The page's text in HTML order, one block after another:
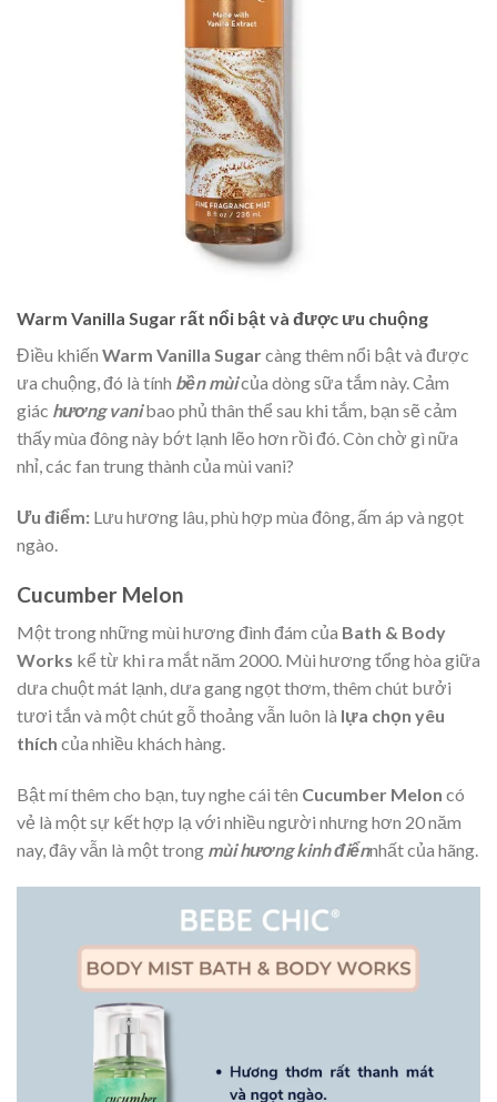
Warm Vanilla Sugar rất nổi bật và được ưu chuộng
Điều khiến Warm Vanilla Sugarcàng thêm nổi bật và được
ưa chuộng, đó là tính bền mùicủa dòng sữa tắm này. Cảm
giác hương vanibao phủ thân thể sau khi tắm, bạn sẽ cảm
thấy mùa đông này bớt lạnh lẽo hơn rồi đó. Còn chờ gì nữa
nhỉ, các fan trung thành của mùi vani?
Ưu điểm: Lưu hương lâu, phù hợp mùa đông, ấm áp và ngọt
ngào.
Cucumber Melon
Một trong những mùi hương đình đám của Bath & Body
Works kể từ khi ra mắt năm 2000. Mùi hương tổng hòa giữa
dưa chuột mát lạnh, dưa gang ngọt thơm, thêm chút bưởi
tươi tắn và một chút gỗ thoảng vẫn luôn là lựa chọn yêu
thích của nhiều khách hàng.
Bật mí thêm cho bạn, tuy nghe cái tên Cucumber Melon có
vẻ là một sự kết hợp lạ với nhiều người nhưng hơn 20 năm
nay, đây vẫn là một trong mùi hương kinh điểnnhất của hãng.